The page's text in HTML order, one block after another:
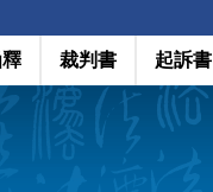
裁判書 起訴書